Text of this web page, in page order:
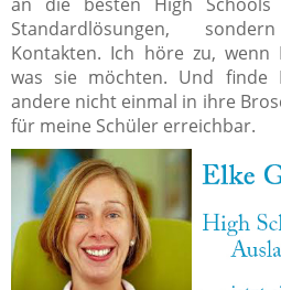
Standardlösungen,
Kontakten. Ich höre zu, wenn
was sie möchten. Und finde
andere nicht einmal in ihre
für meine Schüler erreichbar.